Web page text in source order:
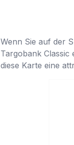
Wenn Sie auf der
Targobank
diese Karte eine